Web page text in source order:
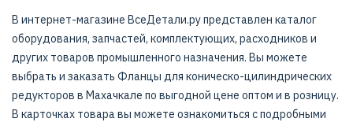
В интернет-магазине ВсеДетали.ру представлен каталог
оборудования, запчастей, комплектующих, расходников и
других товаров промышленного назначения. Вы можете
выбрать и заказать Фланцы для коническо-цилиндрических
редукторов в Махачкале по выгодной цене оптом и в розницу.
В карточках товара вы можете ознакомиться с подробными